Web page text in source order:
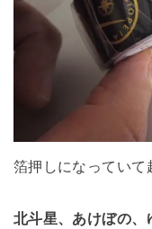
箔押しになっていて
北斗星、あけぼの、